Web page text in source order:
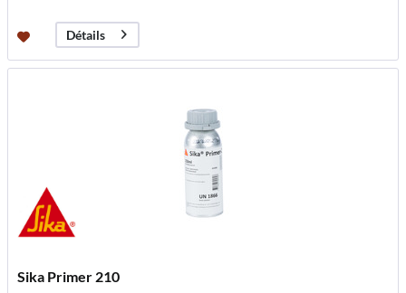
Détails
Sika Primer 210